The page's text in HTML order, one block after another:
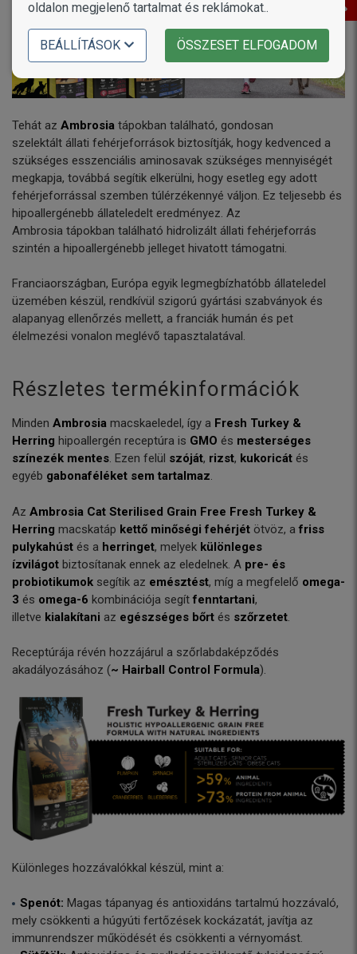
Tehát az Ambrosia tápokban található, gondosan
szelektált állati fehérjeforrások biztosítják, hogy kedvenced a
szükséges esszenciális aminosavak szükséges mennyiségét
megkapja, továbbá segítik elkerülni, hogy esetleg egy adott
fehérjeforrással szemben túlérzékennyé váljon. Ez teljesebb és
hipoallergénebb állateledelt eredményez. Az
Ambrosia tápokban található hidrolizált állati fehérjeforrás
szintén a hipoallergénebb jelleget hivatott támogatni.
Franciaországban, Európa egyik legmegbízhatóbb állateledel
üzemében készül, rendkívül szigorú gyártási szabványok és
alapanyag ellenőrzés mellett, a franciák humán és pet
élelmezési vonalon meglévő tapasztalatával.
Részletes termékinformációk
Minden Ambrosia macskaeledel, így a Fresh Turkey &
Herring hipoallergén receptúra is GMO és mesterséges
színezék mentes. Ezen felül szóját, rizst, kukoricát és
egyéb gabonaféléket sem tartalmaz.
Az Ambrosia Cat Sterilised Grain Free Fresh Turkey &
Herring macskatáp kettő minőségi fehérjét ötvöz, afriss
pulykahúst és a herringet, melyek különleges
ízvilágot biztosítanak ennek az eledelnek. A pre- és
probiotikumok segítik az emésztést, míg a megfelelő omega-
3 és omega-6 kombinációja segítfenntartani,
illetve kialakítani az egészséges bőrt és szőrzetet.
Receptúrája révén hozzájárul a szőrlabdaképződés
akadályozásához (~ Hairball Control Formula).
Különleges hozzávalókkal készül, mint a:
Spenót: Magas tápanyag és antioxidáns tartalmú hozzávaló,
mely csökkenti a húgyúti fertőzések kockázatát, javítja az
immunrendszer működését és csökkenti a vérnyomást.
oldalon megjelenő tartalmat és reklámokat..
BEÁLLÍTÁSOK ÖSSZESET ELFOGADOM